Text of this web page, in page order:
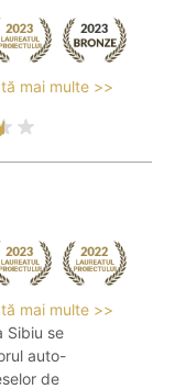
mai multe >>
mai multe >>
Sibiu se
auto-
de